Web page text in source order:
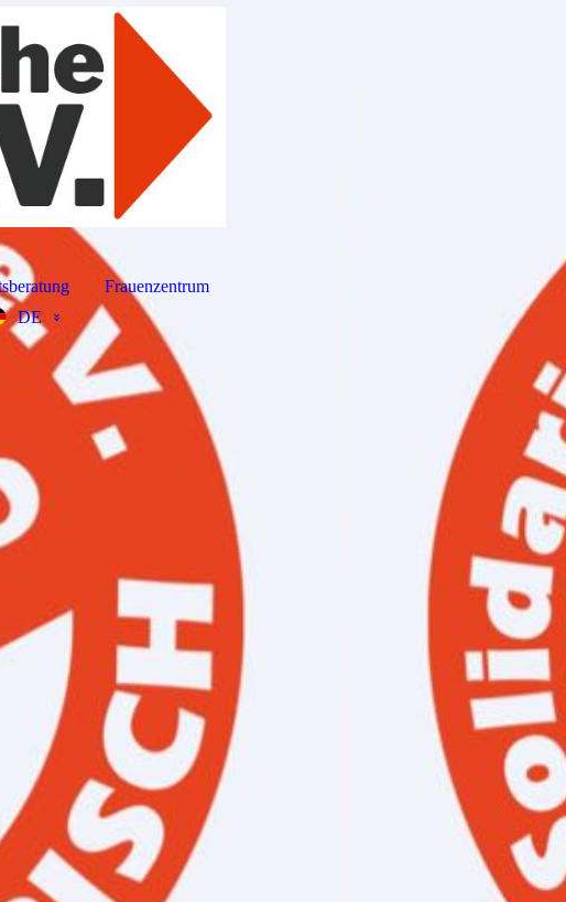
Frauenzentrum
DE